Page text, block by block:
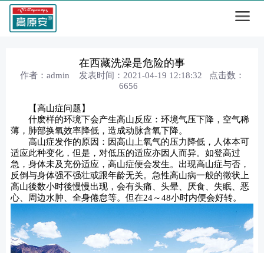
在西藏洗澡是危险的事
作者：admin 发表时间：2021-04-19 12:18:32 点击数：
6656
【高山症问题】
什麽样的环境下会产生高山反应：环境气压下降，空气稀
薄，肺部换氧效率降低，造成动脉含氧下降。
高山症发作的原因：因高山上氧气的压力降低，人体本可
适应此种变化，但是，对低压的适应亦因人而异。如登高过
急，身体未及充份适应，高山症便会发生。出现高山症与否，
反倒与身体强不强壮或跟年龄无关。急性高山病一般的徵状上
高山後数小时後慢慢出现，会有头痛、头晕、厌食、失眠、恶
心、周边水肿、全身倦怠等。但在24～48小时内便会好转。